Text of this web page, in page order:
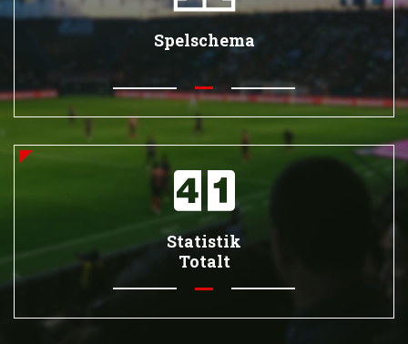
Spelschema
Statistik
Totalt